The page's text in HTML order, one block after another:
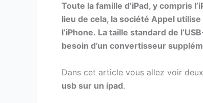
Toute la famille d’iPad, y compris
lieu de cela, la société Appel
l’iPhone. La taille standard de
besoin d’un convertisseur
Dans cet article vous allez voir
usb sur un ipad.